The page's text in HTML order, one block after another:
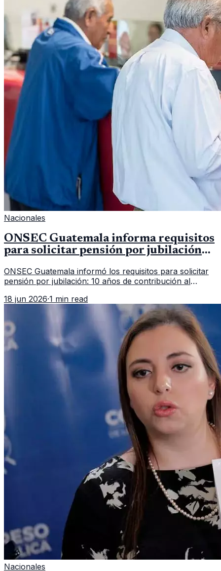
Nacionales
ONSEC Guatemala informa requisitos
para solicitar pensión por jubilación
ONSEC Guatemala informó los requisitos para solicitar
pensión por jubilación: 10 años de contribución al
importar edad.
18 jun 2026·1 min read
Nacionales